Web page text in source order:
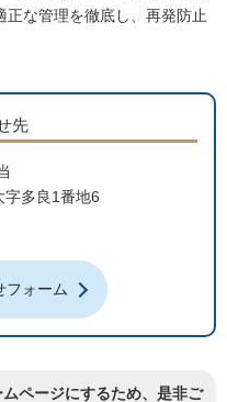
正な管理を徹底し、再発防止
先
多良1番地6
フォーム
ページにするため、是非ご